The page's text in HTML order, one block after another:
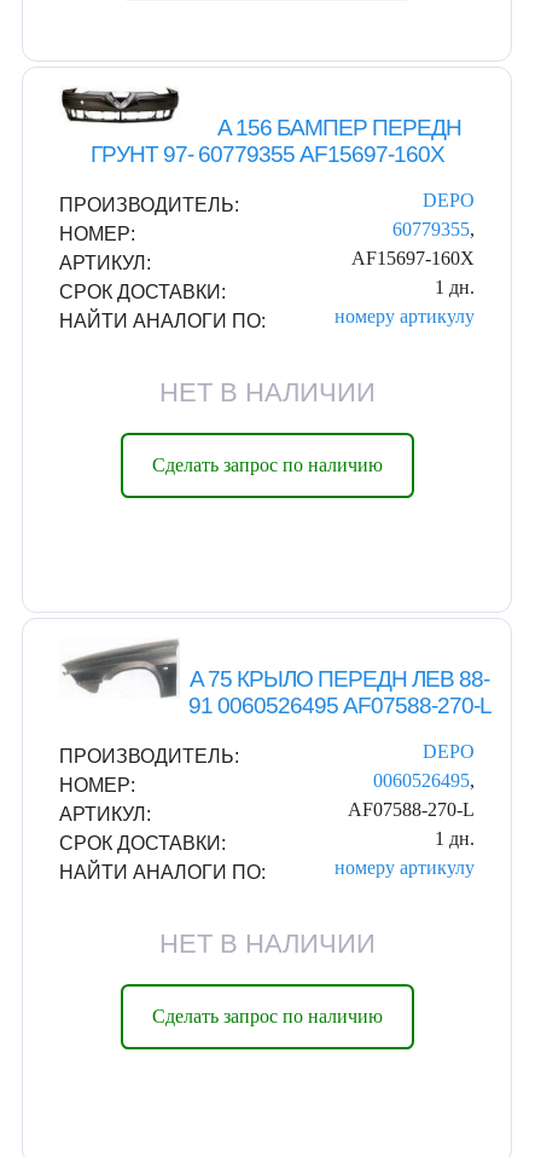
A 156 БАМПЕР ПЕРЕДН
ГРУНТ 97- 60779355 AF15697-160X
ПРОИЗВОДИТЕЛЬ:
DEPO
НОМЕР:
60779355,
АРТИКУЛ:
AF15697-160X
СРОК ДОСТАВКИ:
1 дн.
НАЙТИ АНАЛОГИ ПО:
номеру артикулу
НЕТ В НАЛИЧИИ
Сделать запрос по наличию
A 75 КРЫЛО ПЕРЕДН ЛЕВ 88-
91 0060526495 AF07588-270-L
ПРОИЗВОДИТЕЛЬ:
DEPO
НОМЕР:
0060526495,
АРТИКУЛ:
AF07588-270-L
СРОК ДОСТАВКИ:
1 дн.
НАЙТИ АНАЛОГИ ПО:
номеру артикулу
НЕТ В НАЛИЧИИ
Сделать запрос по наличию